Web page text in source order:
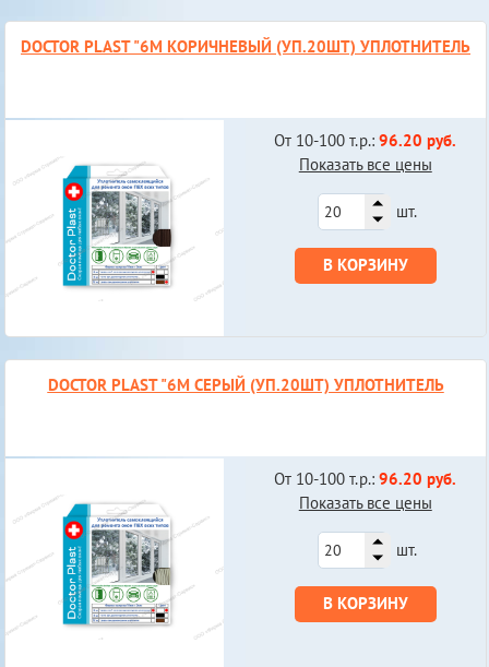
DOCTOR PLAST "6М КОРИЧНЕВЫЙ (УП.20ШТ) УПЛОТНИТЕЛЬ
От 10-100 т.р.:96.20 руб.
Показать все цены
шт.
В КОРЗИНУ
DOCTOR PLAST "6М СЕРЫЙ (УП.20ШТ) УПЛОТНИТЕЛЬ
От 10-100 т.р.:96.20 руб.
Показать все цены
шт.
В КОРЗИНУ